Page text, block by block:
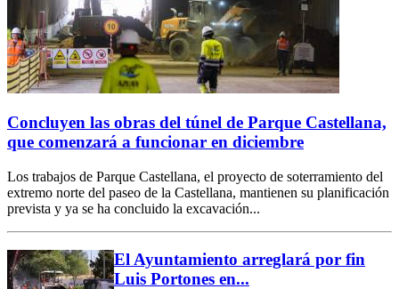
Concluyen las obras del túnel de Parque Castellana,
que comenzará a funcionar en diciembre
Los trabajos de Parque Castellana, el proyecto de soterramiento del
extremo norte del paseo de la Castellana, mantienen su planificación
prevista y ya se ha concluido la excavación...
El Ayuntamiento arreglará por fin
Luis Portones en...